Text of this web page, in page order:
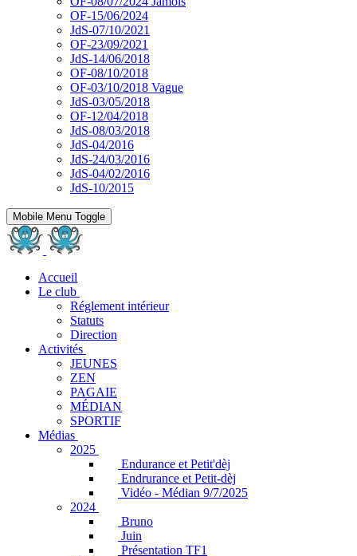
OF-15/06/2024
JdS-07/10/2021
OF-23/09/2021
JdS-14/06/2018
OF-08/10/2018
OF-03/10/2018 Vague
JdS-03/05/2018
OF-12/04/2018
JdS-08/03/2018
JdS-04/2016
JdS-24/03/2016
JdS-04/02/2016
JdS-10/2015
Mobile Menu Toggle
Accueil
Le club
Réglement intérieur
Statuts
Direction
Activités
JEUNES
ZEN
PAGAIE
MÉDIAN
SPORTIF
Médias
2025
Endurance et Petit'dèj
Endrurance et Petit-dèj
Vidéo - Médian 9/7/2025
2024
Bruno
Juin
Présentation TF1